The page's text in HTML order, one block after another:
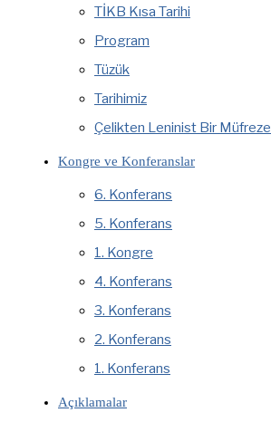
TİKB Kısa Tarihi
Program
Tüzük
Tarihimiz
Çelikten Leninist Bir Müfreze
Kongre ve Konferanslar
6. Konferans
5. Konferans
1. Kongre
4. Konferans
3. Konferans
2. Konferans
1. Konferans
Açıklamalar